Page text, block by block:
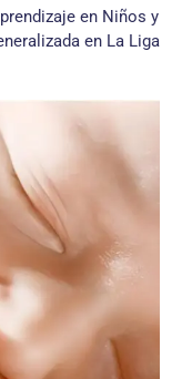
en Niños y
en La Liga